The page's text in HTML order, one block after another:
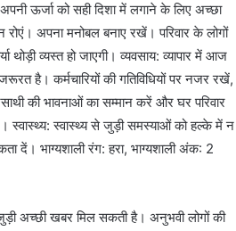
ऊर्जा को सही दिशा में लगाने के लिए अच्छा
अपना मनोबल बनाए रखें। परिवार के लोगों
व्यस्त हो जाएगी। व्यवसाय: व्यापार में आज
है। कर्मचारियों की गतिविधियों पर नजर रखें,
की भावनाओं का सम्मान करें और घर परिवार
स्वास्थ्य से जुड़ी समस्याओं को हल्के में न
दें। भाग्यशाली रंग: हरा, भाग्यशाली अंक: 2
खबर मिल सकती है। अनुभवी लोगों की